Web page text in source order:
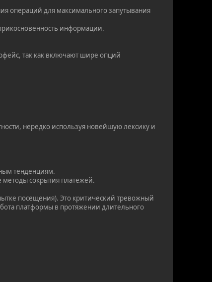
операций для максимального запутывания
информации.
так как включают шире опций
нередко используя новейшую лексику и
тенденциям.
сокрытия платежей.
посещения). Это критический тревожный
платформы в протяжении длительного